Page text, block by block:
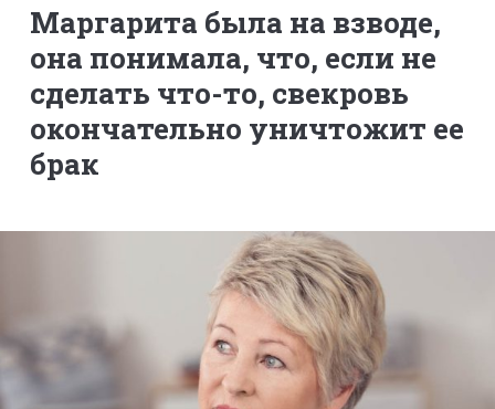
Маргарита была на взводе,
она понимала, что, если не
сделать что-то, свекровь
окончательно уничтожит ее
брак